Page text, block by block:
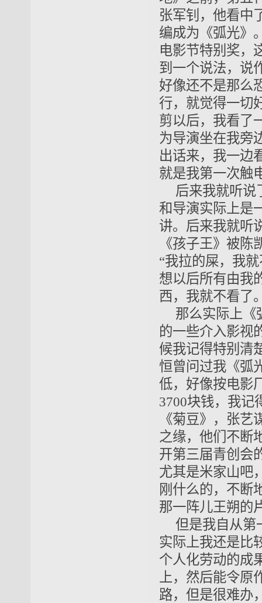
张军钊，他看中
编成为《弧光》
电影节特别奖，
到一个说法，说
好像还不是那么
行，就觉得一切
剪以后，我看了
为导演坐在我旁
出话来，我一边
就是我第一次触
后来我就听说
和导演实际上是
讲。后来我就听
《孩子王》被
“我拉的屎，我
想以后所有由我
西，我就不看了
那么实际上《
的一些介入影视
候我记得特别清
恒曾问过我《弧
低，好像按电影
3700块钱，我记
《菊豆》，张
之缘，他们不断
开第三届青创会
尤其是米家山吧
刚什么的，不断
那一阵儿王朔的
但是我自从第
实际上我还是比
个人化劳动的成
上，然后能令
路，但是很难办